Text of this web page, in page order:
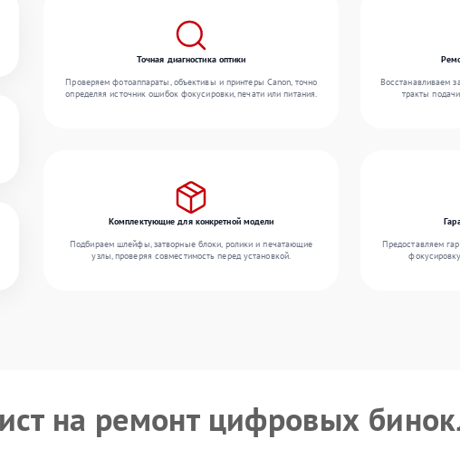
Точная диагностика оптики
Проверяем фотоаппараты, объективы и принтеры Canon, точно
определяя источник ошибок фокусировки, печати или питания.
Восстанавливаем
тракты
Комплектующие для конкретной модели
Подбираем шлейфы, затворные блоки, ролики и печатающие
узлы, проверяя совместимость перед установкой.
Предоставляем
на ремонт цифровых